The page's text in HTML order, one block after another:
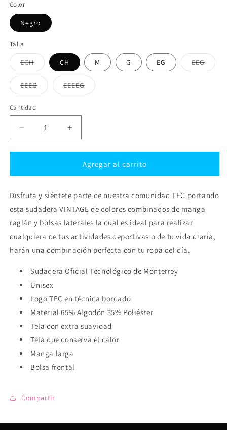
Color
Negro
Talla
ECHVariante
agotada
o
no
disponible
CH M G EG EEG
EEEGVariante
agotada
EEEEGVariante
agotada
Cantidad
Reducir
cantidad
para
Vintage
Over
TEC,
unisex
Aumentar
cantidad
para
Sudadera
Vintage
Over
TEC,
Agregar al carrito
Disfruta y siéntete parte de nuestra comunidad TEC portando
esta sudadera VINTAGE de colores combinados de manga
raglán y bolsas laterales la cual es ideal para realizar
cualquiera de tus actividades deportivas o de tu vida diaria,
harán una combinación perfecta con tu ropa del día.
Sudadera Oficial Tecnológico de Monterrey
Unisex
Logo TEC en técnica bordado
Material 65% Algodón 35% Poliéster
Tela con extra suavidad
Tela que conserva el calor
Manga larga
Bolsa frontal
Compartir